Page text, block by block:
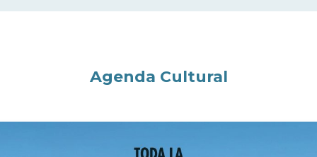
Agenda Cultural